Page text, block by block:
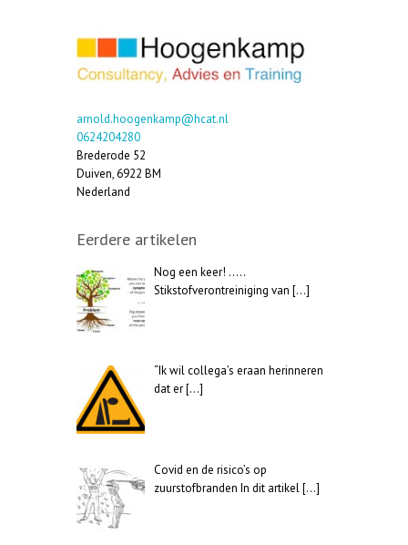
arnold.hoogenkamp@hcat.nl
0624204280
Brederode 52
Duiven,6922 BM
Nederland
Eerdere artikelen
Nog een keer! …..
Stikstofverontreiniging van […]
“Ik wil collega’s eraan herinneren
dat er […]
Covid en de risico’s op
zuurstofbranden In dit artikel[…]